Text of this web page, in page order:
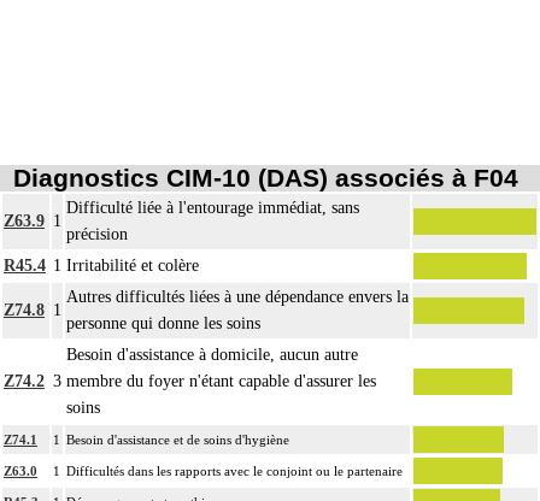
Diagnostics CIM-10 (DAS) associés à F04
Z63.9 1
Difficulté liée à l'entourage immédiat, sans
précision
R45.4 1 Irritabilité et colère
Z74.8 1
Autres difficultés liées à une dépendance envers la
personne qui donne les soins
Z74.2 3
Besoin d'assistance à domicile, aucun autre
membre du foyer n'étant capable d'assurer les
soins
Z74.1 1 Besoin d'assistance et de soins d'hygiène
Z63.0 1 Difficultés dans les rapports avec le conjoint ou le partenaire